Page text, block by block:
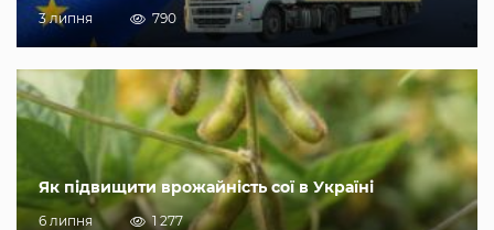
3 липня 790
Як підвищити врожайність сої в Україні
6 липня 1 277